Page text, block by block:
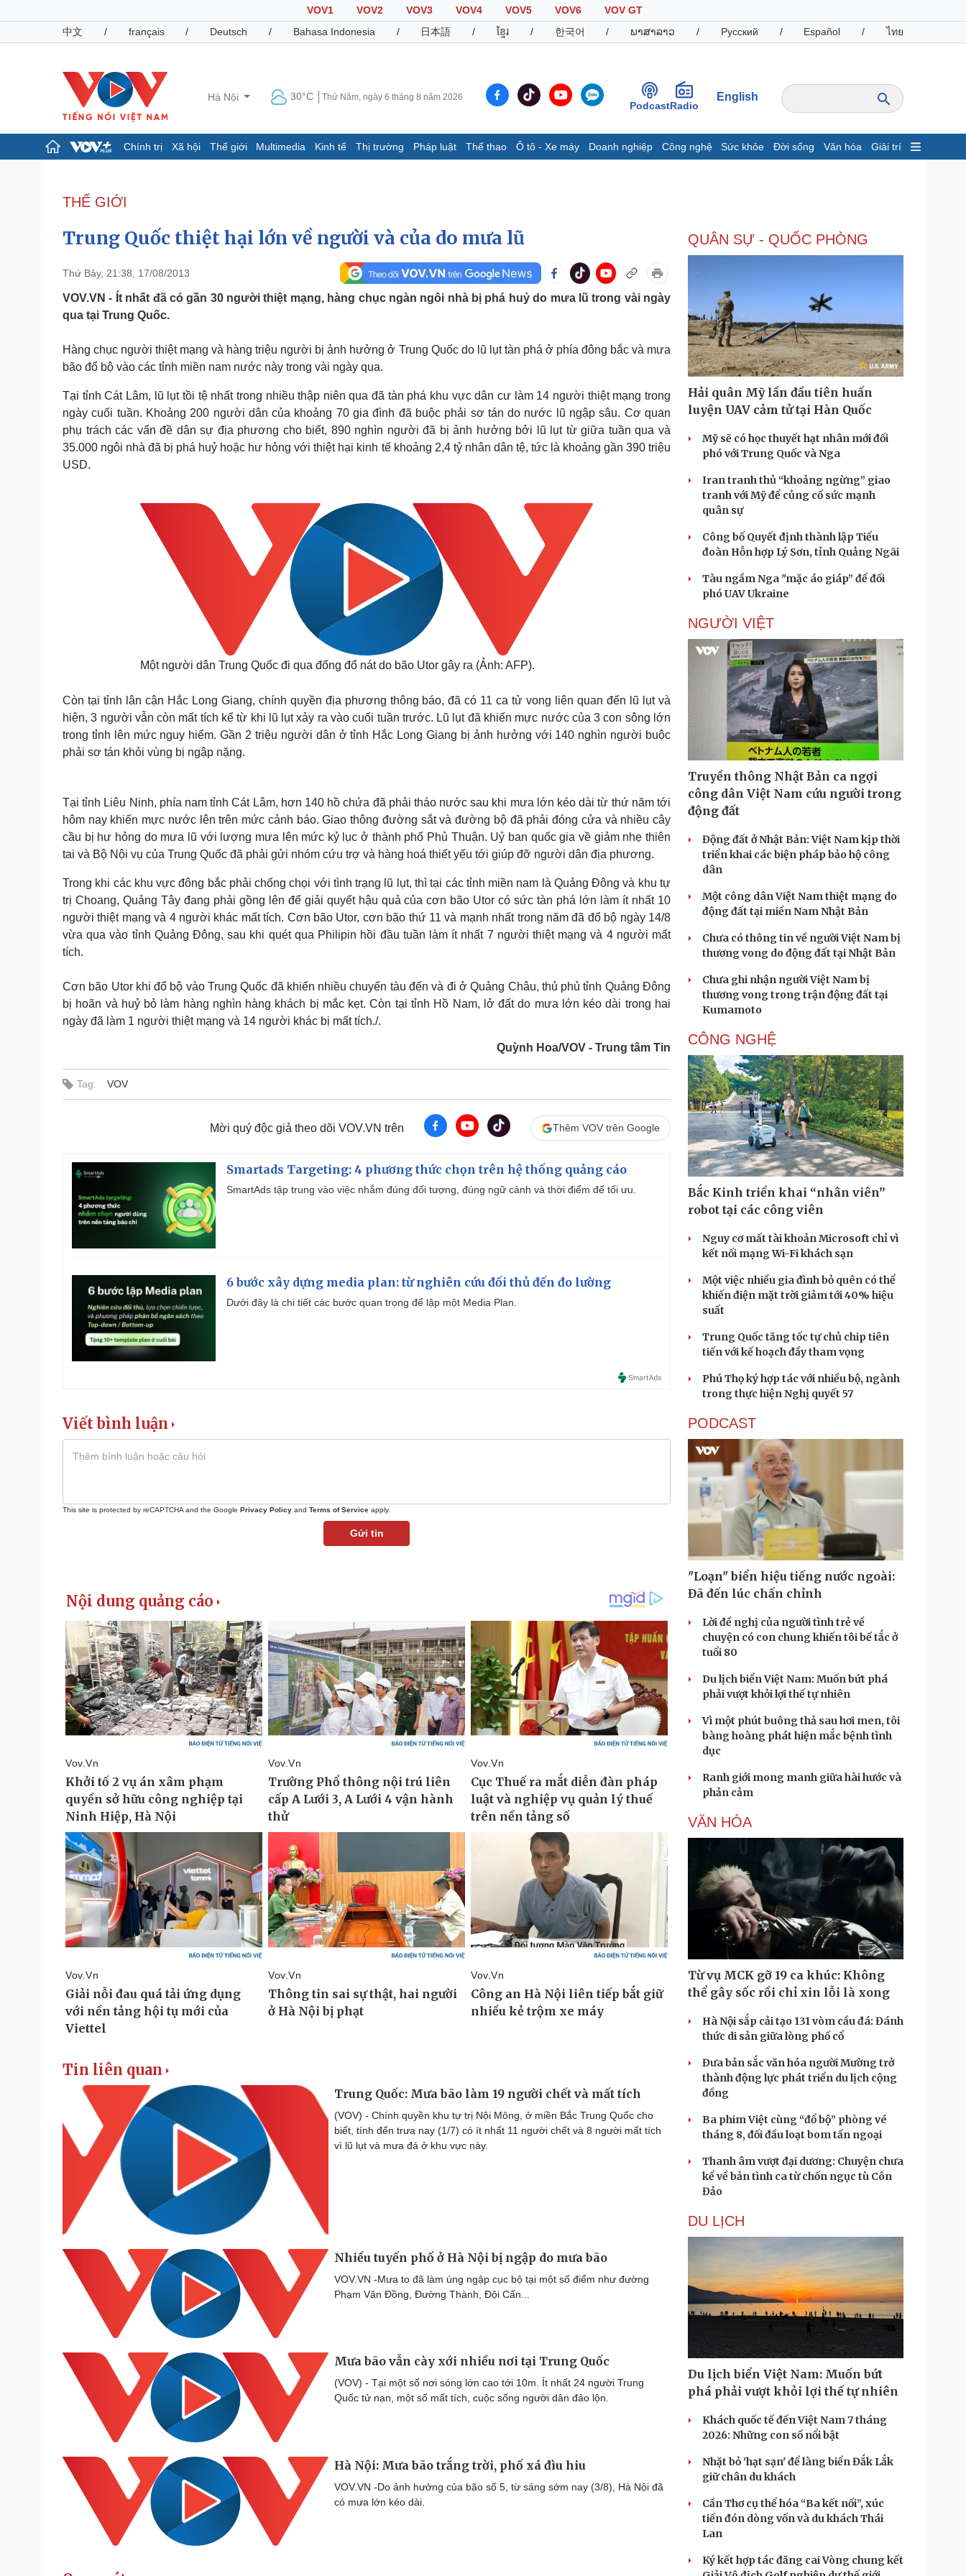
VOV1 VOV2 VOV3 VOV4 VOV5 VOV6
VOV GT
中文
/ français / Deutsch / Bahasa Indonesia / 日本語 / ខ្មែរ / 한국어 / ພາສາລາວ / Русский / Español / ไทย
Hà Nội 30°C Thứ Năm, ngày 6 tháng 8 năm 2026
PodcastRadio
English
Chính trị Xã hội Thế giới Multimedia Kinh tế Thị trường Pháp luật Thể thao Ô tô - Xe máy Doanh nghiệp Công nghệ Sức khỏe Đời sống Văn hóa Giải trí
Đảng
Tổ chức nhân sự
Nhận diện sự thật
Dấu ấn VOV
Infographic
Chứng khoán
Giá cà phê
Pháp luật
Vụ án
Tư vấn luật
Quân sự - Quốc phòng
Phân tích
Thể thao
Thế giới thể thao
Hậu trường
Ô tô - Xe máy
Tư vấn
Doanh nghiệp
Thông tin doanh nghiệp
Doanh nghiệp 24h
Doanh nhân
Vì cộng đồng
Công nghệ
Sành điệu
Tin Công nghệ
Trải nghiệm
Chuyển đổi số
Sức khỏe
Dinh dưỡng - món ngon
Cây thuốc
Sản phụ khoa
Nhi khoa
Phòng mạch online
Ăn sạch sống khỏe
Đời sống
Nhà đẹp
Blog
Tình yêu - Gia đình
Văn hóa
Sân khấu - Điện ảnh
Văn học
Âm nhạc
Giải trí
Nghệ sĩ
Thời trang
Sao Việt
Du lịch
Tư vấn
Săn Tour
check-in
Podcast
Câu chuyện thời sự
Đọc truyện đêm khuya
Cửa sổ tình yêu
Hạt giống tâm hồn
THẾ GIỚI
Trung Quốc thiệt hại lớn về người và của do mưa lũ
Thứ Bảy, 21:38, 17/08/2013
VOV.VN - Ít nhất đã có gần 30 người thiệt mạng, hàng chục ngàn ngôi nhà bị phá huỷ do mưa lũ trong vài ngày
qua tại Trung Quốc.
Hàng chục người thiệt mạng và hàng triệu người bị ảnh hưởng ở Trung Quốc do lũ lụt tàn phá ở phía đông bắc và mưa
bão đổ bộ vào các tỉnh miền nam nước này trong vài ngày qua.
Tại tỉnh Cát Lâm, lũ lụt tồi tệ nhất trong nhiều thập niên qua đã tàn phá khu vực dân cư làm 14 người thiệt mạng trong
ngày cuối tuần. Khoảng 200 người dân của khoảng 70 gia đình đã buộc phải sơ tán do nước lũ ngập sâu. Cơ quan
phụ trách các vấn đề dân sự địa phương cho biết, 890 nghìn người đã bị ảnh hưởng bởi lũ lụt từ giữa tuần qua và
35.000 ngôi nhà đã bị phá huỷ hoặc hư hỏng với thiệt hại kinh tế khoảng 2,4 tỷ nhân dân tệ, tức là khoảng gần 390 triệu
USD.
Một người dân Trung Quốc đi qua đống đổ nát do bão Utor gây ra (Ảnh: AFP).
Còn tại tỉnh lân cận Hắc Long Giang, chính quyền địa phương thông báo, đã có 11 ca tử vong liên quan đến lũ lụt và
hiện, 3 người vẫn còn mất tích kể từ khi lũ lụt xảy ra vào cuối tuần trước. Lũ lụt đã khiến mực nước của 3 con sông lớn
trong tỉnh lên mức nguy hiểm. Gần 2 triệu người dân ở tỉnh Hắc Long Giang bị ảnh hưởng với 140 nghìn người buộc
phải sơ tán khỏi vùng bị ngập nặng.
Tại tỉnh Liêu Ninh, phía nam tỉnh Cát Lâm, hơn 140 hồ chứa đã phải tháo nước sau khi mưa lớn kéo dài từ thứ năm tới
hôm nay khiến mực nước lên trên mức cảnh báo. Giao thông đường sắt và đường bộ đã phải đóng cửa và nhiều cây
cầu bị hư hỏng do mưa lũ với lượng mưa lên mức kỷ lục ở thành phố Phủ Thuận. Uỷ ban quốc gia về giảm nhẹ thiên
tai và Bộ Nội vụ của Trung Quốc đã phải gửi nhóm cứu trợ và hàng hoá thiết yếu tới giúp đỡ người dân địa phương.
Trong khi các khu vực đông bắc phải chống chọi với tình trạng lũ lụt, thì tại các tỉnh miền nam là Quảng Đông và khu tự
trị Choang, Quảng Tây đang phải gồng lên để giải quyết hậu quả của cơn bão Utor có sức tàn phá lớn làm ít nhất 10
người thiệt mạng và 4 người khác mất tích. Cơn bão Utor, cơn bão thứ 11 và mạnh nhất trong năm đã đổ bộ ngày 14/8
vừa qua vào tỉnh Quảng Đông, sau khi quét qua Philipin hồi đầu tuần làm ít nhất 7 người thiệt mạng và 4 người mất
tích.
Cơn bão Utor khi đổ bộ vào Trung Quốc đã khiến nhiều chuyến tàu đến và đi ở Quảng Châu, thủ phủ tỉnh Quảng Đông
bị hoãn và huỷ bỏ làm hàng nghìn hàng khách bị mắc kẹt. Còn tại tỉnh Hồ Nam, lở đất do mưa lớn kéo dài trong hai
ngày đã làm 1 người thiệt mạng và 14 người khác bị mất tích./.
Quỳnh Hoa/VOV - Trung tâm Tin
Tag: VOV
Mời quý độc giả theo dõi VOV.VN trên Thêm VOV trên Google
Smartads Targeting: 4 phương thức chọn trên hệ thống quảng cáo
SmartAds tập trung vào việc nhắm đúng đối tượng, đúng ngữ cảnh và thời điểm để tối ưu.
6 bước xây dựng media plan: từ nghiên cứu đối thủ đến đo lường
Dưới đây là chi tiết các bước quan trọng để lập một Media Plan.
Viết bình luận
This site is protected by reCAPTCHA and the Google Privacy Policy and Terms of Service apply.
Gửi tin
Tin liên quan
Trung Quốc: Mưa bão làm 19 người chết và mất tích
(VOV) - Chính quyền khu tự trị Nội Mông, ở miền Bắc Trung Quốc cho
biết, tính đến trưa nay (1/7) có ít nhất 11 người chết và 8 người mất tích
vì lũ lụt và mưa đá ở khu vực này.
Nhiều tuyến phố ở Hà Nội bị ngập do mưa bão
VOV.VN -Mưa to đã làm úng ngập cục bộ tại một số điểm như đường
Phạm Văn Đồng, Đường Thành, Đội Cấn...
Mưa bão vẫn cày xới nhiều nơi tại Trung Quốc
(VOV) - Tại một số nơi sóng lớn cao tới 10m. Ít nhất 24 người Trung
Quốc tử nạn, một số mất tích, cuộc sống người dân đảo lộn.
Hà Nội: Mưa bão trắng trời, phố xá đìu hiu
VOV.VN -Do ảnh hưởng của bão số 5, từ sáng sớm nay (3/8), Hà Nội đã
có mưa lớn kéo dài.
QUÂN SỰ - QUỐC PHÒNG
Hải quân Mỹ lần đầu tiên huấn
luyện UAV cảm tử tại Hàn Quốc
Mỹ sẽ có học thuyết hạt nhân mới đối
phó với Trung Quốc và Nga
Iran tranh thủ “khoảng ngừng” giao
tranh với Mỹ để củng cố sức mạnh
quân sự
Công bố Quyết định thành lập Tiểu
đoàn Hỗn hợp Lý Sơn, tỉnh Quảng Ngãi
Tàu ngầm Nga "mặc áo giáp” để đối
phó UAV Ukraine
NGƯỜI VIỆT
Truyền thông Nhật Bản ca ngợi
công dân Việt Nam cứu người trong
động đất
Động đất ở Nhật Bản: Việt Nam kịp thời
triển khai các biện pháp bảo hộ công
dân
Một công dân Việt Nam thiệt mạng do
động đất tại miền Nam Nhật Bản
Chưa có thông tin về người Việt Nam bị
thương vong do động đất tại Nhật Bản
Chưa ghi nhận người Việt Nam bị
thương vong trong trận động đất tại
Kumamoto
CÔNG NGHỆ
Bắc Kinh triển khai “nhân viên”
robot tại các công viên
Nguy cơ mất tài khoản Microsoft chỉ vì
kết nối mạng Wi-Fi khách sạn
Một việc nhiều gia đình bỏ quên có thể
khiến điện mặt trời giảm tới 40% hiệu
suất
Trung Quốc tăng tốc tự chủ chip tiên
tiến với kế hoạch đầy tham vọng
Phú Thọ ký hợp tác với nhiều bộ, ngành
trong thực hiện Nghị quyết 57
PODCAST
"Loạn" biển hiệu tiếng nước ngoài:
Đã đến lúc chấn chỉnh
Lời đề nghị của người tình trẻ về
chuyện có con chung khiến tôi bế tắc ở
tuổi 80
Du lịch biển Việt Nam: Muốn bứt phá
phải vượt khỏi lợi thế tự nhiên
Vì một phút buông thả sau hơi men, tôi
bàng hoàng phát hiện mắc bệnh tình
dục
Ranh giới mong manh giữa hài hước và
phản cảm
VĂN HÓA
Từ vụ MCK gỡ 19 ca khúc: Không
thể gây sốc rồi chỉ xin lỗi là xong
Hà Nội sắp cải tạo 131 vòm cầu đá: Đánh
thức di sản giữa lòng phố cổ
Đưa bản sắc văn hóa người Mường trở
thành động lực phát triển du lịch cộng
đồng
Ba phim Việt cùng “đổ bộ” phòng vé
tháng 8, đối đầu loạt bom tấn ngoại
Thanh âm vượt đại dương: Chuyện chưa
kể về bản tình ca từ chốn ngục tù Côn
Đảo
DU LỊCH
Du lịch biển Việt Nam: Muốn bứt
phá phải vượt khỏi lợi thế tự nhiên
Khách quốc tế đến Việt Nam 7 tháng
2026: Những con số nổi bật
Nhặt bỏ 'hạt sạn' để làng biển Đắk Lắk
giữ chân du khách
Cần Thơ cụ thể hóa “Ba kết nối”, xúc
tiến đón dòng vốn và du khách Thái
Lan
Ký kết hợp tác đăng cai Vòng chung kết